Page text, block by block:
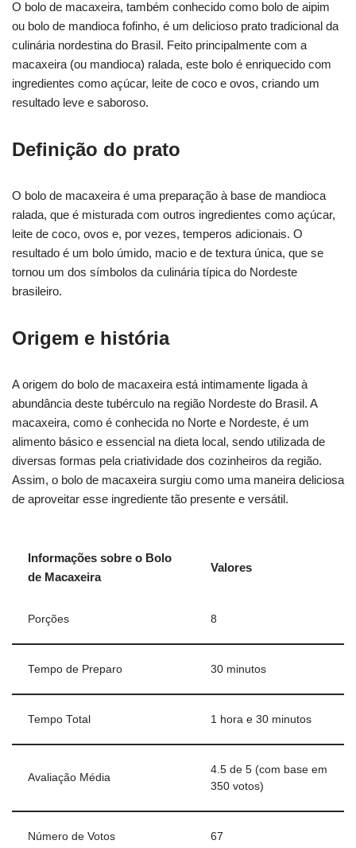
O bolo de macaxeira, também conhecido como bolo de aipim
ou bolo de mandioca fofinho, é um delicioso prato tradicional da
culinária nordestina do Brasil. Feito principalmente com a
macaxeira (ou mandioca) ralada, este bolo é enriquecido com
ingredientes como açúcar, leite de coco e ovos, criando um
resultado leve e saboroso.
Definição do prato
O bolo de macaxeira é uma preparação à base de mandioca
ralada, que é misturada com outros ingredientes como açúcar,
leite de coco, ovos e, por vezes, temperos adicionais. O
resultado é um bolo úmido, macio e de textura única, que se
tornou um dos símbolos da culinária típica do Nordeste
brasileiro.
Origem e história
A origem do bolo de macaxeira está intimamente ligada à
abundância deste tubérculo na região Nordeste do Brasil. A
macaxeira, como é conhecida no Norte e Nordeste, é um
alimento básico e essencial na dieta local, sendo utilizada de
diversas formas pela criatividade dos cozinheiros da região.
Assim, o bolo de macaxeira surgiu como uma maneira deliciosa
de aproveitar esse ingrediente tão presente e versátil.
Informações sobre o Bolo
de Macaxeira
Valores
Porções 8
Tempo de Preparo 30 minutos
Tempo Total 1 hora e 30 minutos
Avaliação Média
4.5 de 5 (com base em
350 votos)
Número de Votos 67